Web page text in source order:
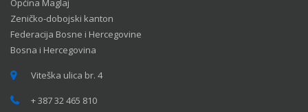
Općina Maglaj
Zeničko-dobojski kanton
Federacija Bosne i Hercegovine
Bosna i Hercegovina
Viteška ulica br. 4
+ 387 32 465 810